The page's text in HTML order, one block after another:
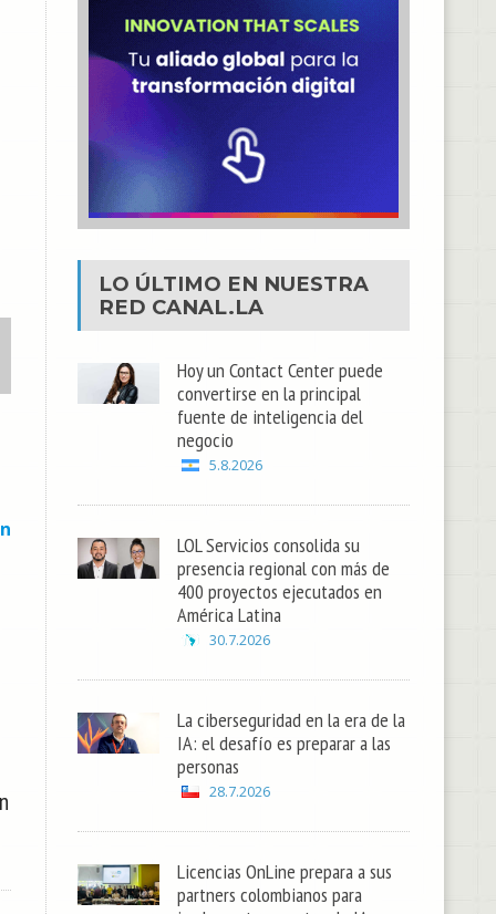
LO ÚLTIMO EN NUESTRA
RED CANAL.LA
Hoy un Contact Center puede
convertirse en la principal
fuente de inteligencia del
negocio
5.8.2026
LOL Servicios consolida su
presencia regional con más de
400 proyectos ejecutados en
América Latina
30.7.2026
La ciberseguridad en la era de la
IA: el desafío es preparar a las
personas
28.7.2026
Licencias OnLine prepara a sus
partners colombianos para